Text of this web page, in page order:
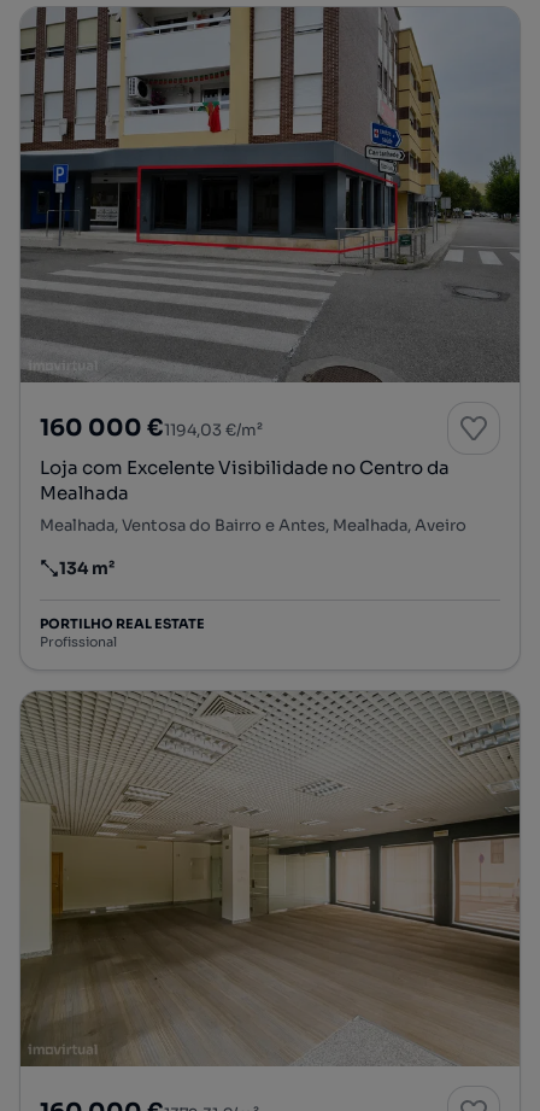
160 000 €1194,03 €/m²
Loja com Excelente Visibilidade no Centro da
Mealhada
Mealhada, Ventosa do Bairro e Antes, Mealhada, Aveiro
Preço por metro quadrado
134 m²
PORTILHO REAL ESTATE
Profissional